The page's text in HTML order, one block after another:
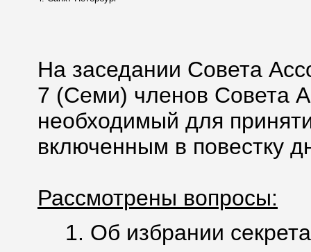
На заседании Совета
7 (Семи) членов Совета
необходимый для
включенным в повестку
Рассмотрены вопросы:
1. Об избрании